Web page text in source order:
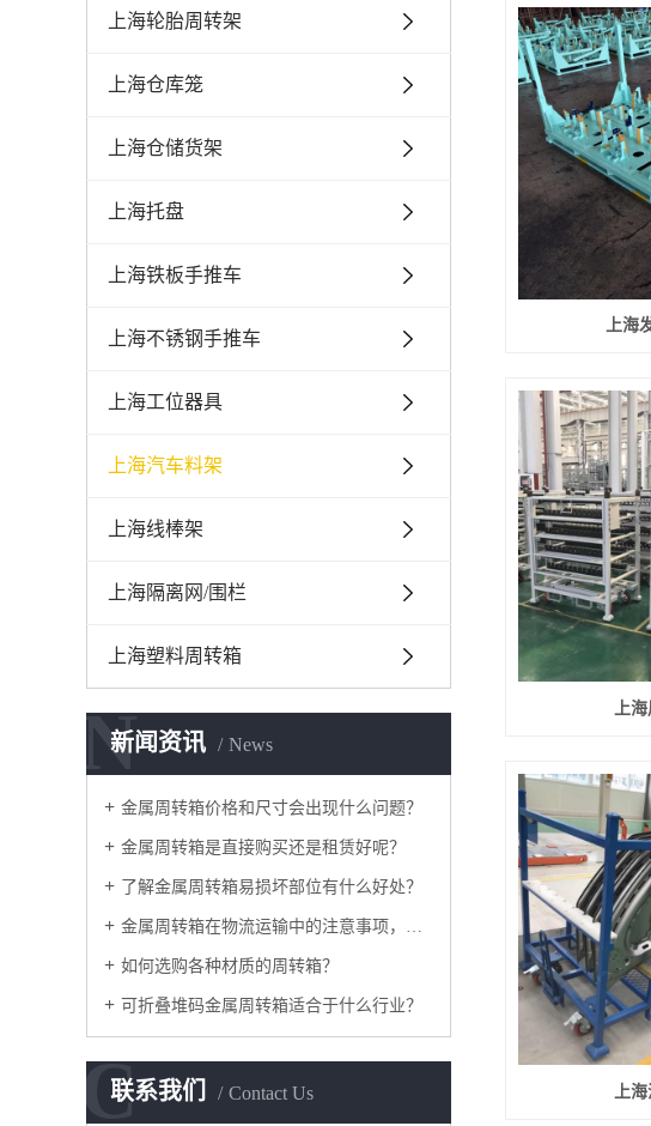
上海轮胎周转架
上海仓库笼
上海仓储货架
上海托盘
上海铁板手推车
上海不锈钢手推车
上海工位器具
上海汽车料架
上海线棒架
上海隔离网/围栏
上海塑料周转箱
新闻资讯 News
N
金属周转箱价格和尺寸会出现什么问题？
金属周转箱是直接购买还是租赁好呢？
了解金属周转箱易损坏部位有什么好处？
金属周转箱在物流运输中的注意事项，如何采购？
如何选购各种材质的周转箱？
可折叠堆码金属周转箱适合于什么行业？
联系我们 Contact Us
C
上海
上
上